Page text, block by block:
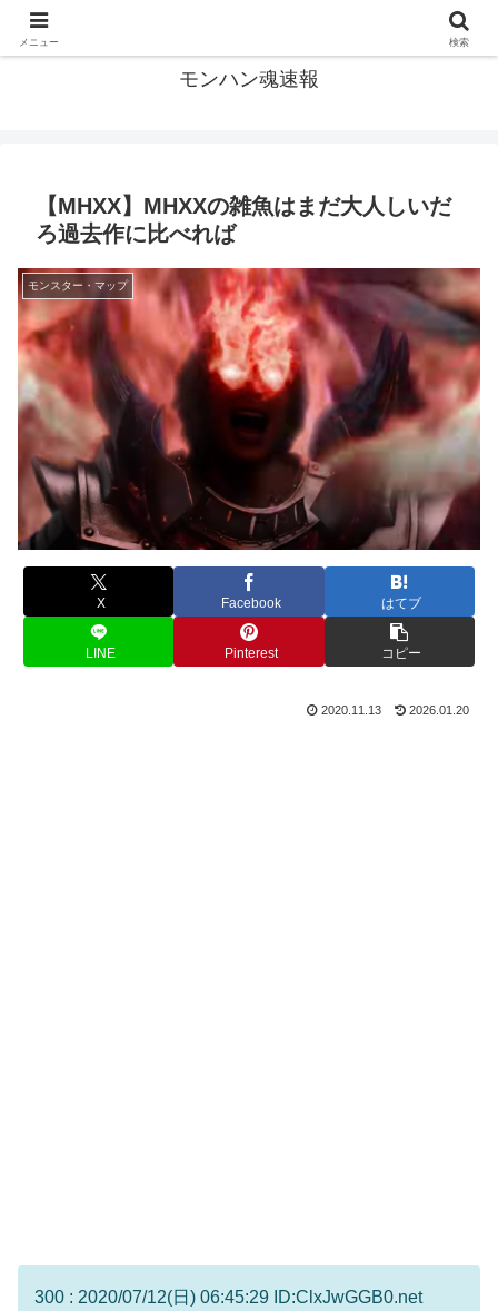
モンハン魂速報
【MHXX】MHXXの雑魚はまだ大人しいだ
ろ過去作に比べれば
モンスター・マップ
X Facebook はてブ
LINE Pinterest コピー
2020.11.13 2026.01.20
300 : 2020/07/12(日) 06:45:29 ID:ClxJwGGB0.net
メニュー 検索